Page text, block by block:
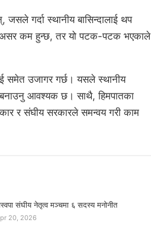
गर्दा स्थानीय बासिन्दालाई थप
असर कम हुन्छ, तर यो पटक-पटक भएकाले
समेत उजागर गर्छ। यसले स्थानीय
बनाउनु आवश्यक छ। साथै, हिमपातका
र संघीय सरकारले समन्वय गरी काम
संघीय नेतृत्व मञ्चमा ६ सदस्य मनोनीत
20, 2026